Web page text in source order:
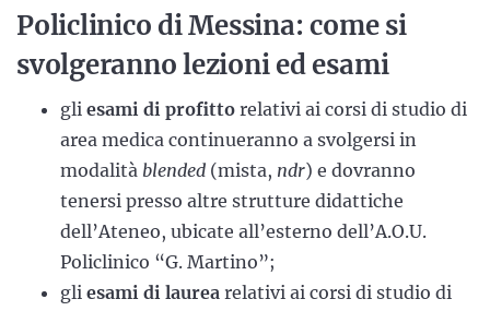
Policlinico di Messina: come si
svolgeranno lezioni ed esami
gli esami di profitto relativi ai corsi di studio di
area medica continueranno a svolgersi in
modalità blended (mista, ndr) e dovranno
tenersi presso altre strutture didattiche
dell’Ateneo, ubicate all’esterno dell’A.O.U.
Policlinico “G. Martino”;
gli esami di laurea relativi ai corsi di studio di